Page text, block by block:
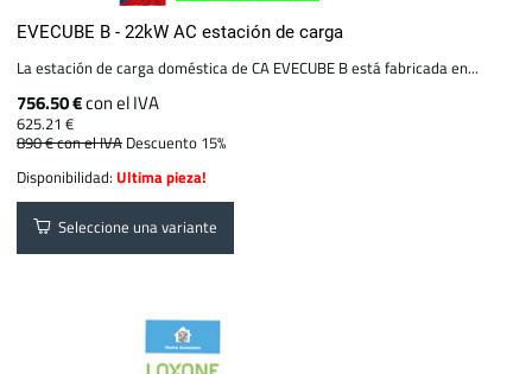
EVECUBE B - 22kW AC estación de carga
La estación de carga doméstica de CA EVECUBE B está fabricada en...
756.50 €con el IVA
625.21 €
890 €con el IVA Descuento 15%
Disponibilidad:Ultima pieza!
Seleccione una variante